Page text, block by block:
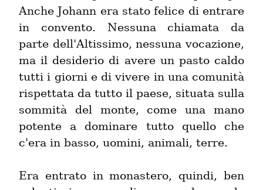
Anche Johann era stato felice di entrare
in convento. Nessuna chiamata da
parte dell'Altissimo, nessuna vocazione,
ma il desiderio di avere un pasto caldo
tutti i giorni e di vivere in una comunità
rispettata da tutto il paese, situata sulla
sommità del monte, come una mano
potente a dominare tutto quello che
c'era in basso, uomini, animali, terre.
Era entrato in monastero, quindi, ben